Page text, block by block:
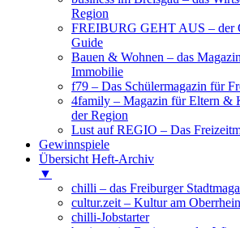
Region
FREIBURG GEHT AUS – der
Guide
Bauen & Wohnen – das
Immobilie
f79 – Das Schülermagazin für
4family – Magazin für Eltern &
der Region
Lust auf REGIO – Das
Gewinnspiele
Übersicht Heft-Archiv
▼
chilli – das Freiburger
cultur.zeit – Kultur am Oberrhein
chilli-Jobstarter